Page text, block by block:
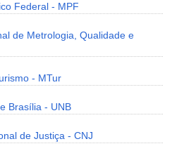
Federal - MPF
de Metrologia, Qualidade e
- MTur
Brasília - UNB
de Justiça - CNJ